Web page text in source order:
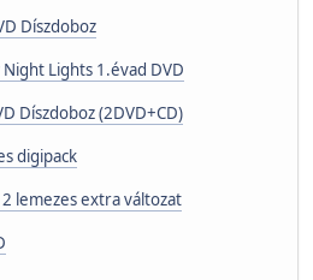
Díszdoboz
Lights 1.évad DVD
Díszdoboz (2DVD+CD)
digipack
lemezes extra változat